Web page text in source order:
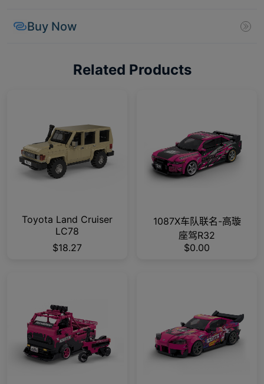
Buy Now
Related Products
Toyota Land Cruiser
LC78
$18.27
1087X车队联名-高璇
座驾R32
$0.00